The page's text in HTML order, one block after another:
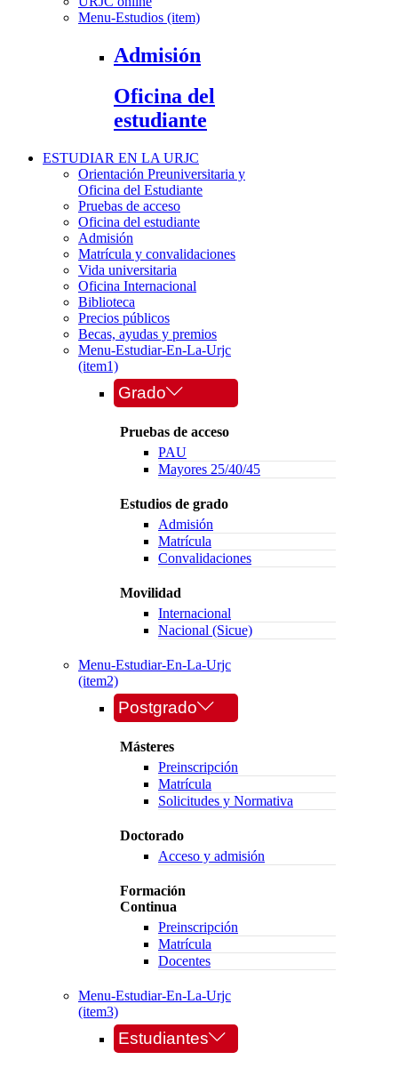
Menu-Estudios (item)
Admisión
Oficina del
estudiante
ESTUDIAR EN LA URJC
Orientación Preuniversitaria y
Oficina del Estudiante
Pruebas de acceso
Oficina del estudiante
Admisión
Matrícula y convalidaciones
Vida universitaria
Oficina Internacional
Biblioteca
Precios públicos
Becas, ayudas y premios
Menu-Estudiar-En-La-Urjc
(item1)
Grado
Pruebas de acceso
PAU
Mayores 25/40/45
Estudios de grado
Admisión
Matrícula
Convalidaciones
Movilidad
Internacional
Nacional (Sicue)
Menu-Estudiar-En-La-Urjc
(item2)
Postgrado
Másteres
Preinscripción
Matrícula
Solicitudes y Normativa
Doctorado
Acceso y admisión
Formación
Continua
Preinscripción
Matrícula
Docentes
Menu-Estudiar-En-La-Urjc
(item3)
Estudiantes